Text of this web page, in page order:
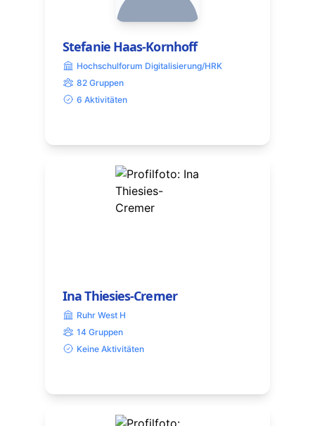
Stefanie Haas-Kornhoff
Hochschulforum Digitalisierung/HRK
82 Gruppen
6 Aktivitäten
Ina Thiesies-Cremer
Ruhr West H
14 Gruppen
Keine Aktivitäten